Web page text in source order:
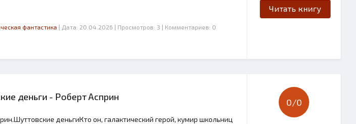
фантастика | Дата: 20.04.2026 | Просмотров: 3 | Комментариев: 0
Читать книгу
деньги - Роберт Асприн
деньгиКто он, галактический герой, кумир школьниц
0/0